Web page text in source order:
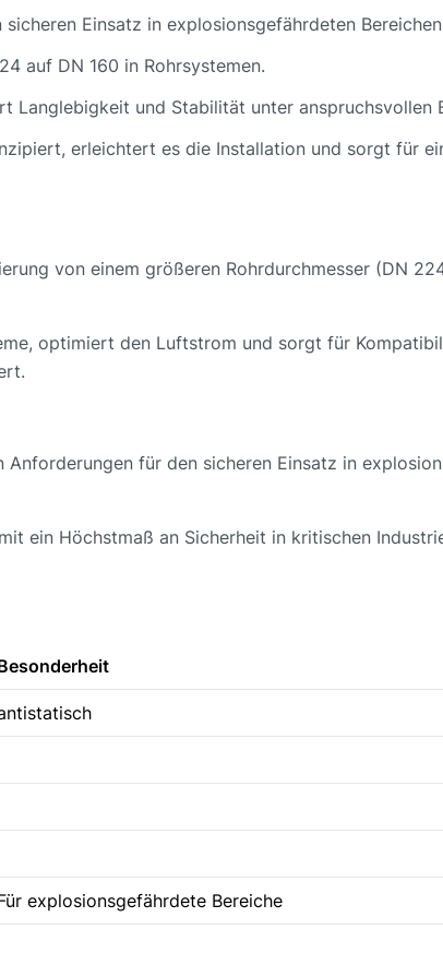
Einsatz in explosionsgefährdeten
auf DN 160 in Rohrsystemen.
Langlebigkeit und Stabilität unter anspruchsvollen
erleichtert es die Installation und sorgt für
von einem größeren Rohrdurchmesser (DN
optimiert den Luftstrom und sorgt für
für den sicheren Einsatz in
ein Höchstmaß an Sicherheit in kritischen
explosionsgefährdete Bereiche